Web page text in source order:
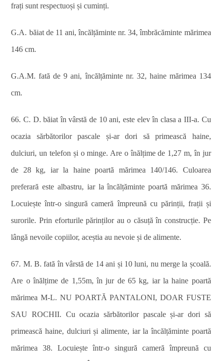
frați sunt respectuoși și cuminți.
G.A. băiat de 11 ani, încălțăminte nr. 34, îmbrăcăminte mărimea
146 cm.
G.A.M. fată de 9 ani, încălțăminte nr. 32, haine mărimea 134
cm.
66. C. D. băiat în vârstă de 10 ani, este elev în clasa a III-a. Cu
ocazia sărbătorilor pascale și-ar dori să primească haine,
dulciuri, un telefon și o minge. Are o înălțime de 1,27 m, în jur
de 28 kg, iar la haine poartă mărimea 140/146. Culoarea
preferară este albastru, iar la încălțăminte poartă mărimea 36.
Locuiește într-o singură cameră împreună cu părinții, frații și
surorile. Prin eforturile părinților au o căsuță în construcție. Pe
lângă nevoile copiilor, aceștia au nevoie și de alimente.
67. M. B. fată în vârstă de 14 ani și 10 luni, nu merge la școală.
Are o înălțime de 1,55m, în jur de 65 kg, iar la haine poartă
mărimea M-L. NU POARTĂ PANTALONI, DOAR FUSTE
SAU ROCHII. Cu ocazia sărbătorilor pascale și-ar dori să
primească haine, dulciuri și alimente, iar la încălțăminte poartă
mărimea 38. Locuiește într-o singură cameră împreună cu